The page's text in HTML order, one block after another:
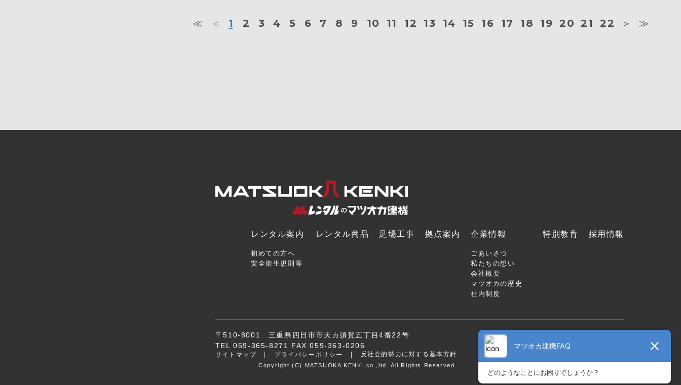
≪ ＜ 1 2 3 4 5 6 7 8 9 10 11 12 13 14 15 16 17 18 19 20 21 22 ＞ ≫
レンタル案内
初めての方へ
安全衛生規則等
レンタル商品 足場工事 拠点案内 企業情報
ごあいさつ
私たちの想い
会社概要
マツオカの歴史
社内制度
特別教育 採用情報
〒510-8001 三重県四日市市天カ須賀五丁目4番22号
TEL 059-365-8271 FAX 059-363-0206
サイトマップ プライバシーポリシー 反社会的勢力に対する基本方針
Copyright (C) MATSUOKA KENKI co.,ltd. All Rights Reserved.